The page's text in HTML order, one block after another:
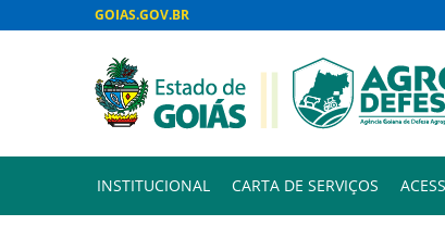
GOIAS.GOV.BR
INSTITUCIONAL CARTA DE SERVIÇOS